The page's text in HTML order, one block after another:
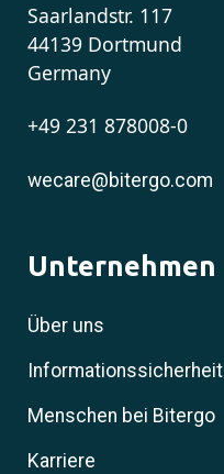
Saarlandstr. 117
44139 Dortmund
Germany
+49 231 878008-0
wecare@bitergo.com
Unternehmen
Über uns
Informationssicherheit
Menschen bei Bitergo
Karriere